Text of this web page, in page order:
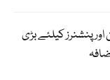
پنشنرز کیلئے بڑی